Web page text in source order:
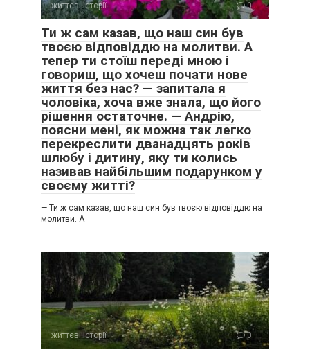
– Мам, дозволь мені бути щасливою! – прошепотіла.
– А я? Ти про мене подумала? Кидати стару хвору матір
заради якогось мужика?
На нас оглядалися перехожі, ще трохи і почнуть тикати
пальцями.
– Мамочко, заспокойся! Ти ж знаєш, як я люблю тебе…
життєві історії 0
Ти ж сам казав, що наш син був
твоєю відповіддю на молитви. А
тепер ти стоїш переді мною і
говориш, що хочеш почати нове
життя без нас? — запитала я
чоловіка, хоча вже знала, що його
рішення остаточне. — Андрію,
поясни мені, як можна так легко
перекреслити дванадцять років
шлюбу і дитину, яку ти колись
називав найбільшим подарунком у
своєму житті?
— Ти ж сам казав, що наш син був твоєю відповіддю на
молитви. А
життєві історії 0